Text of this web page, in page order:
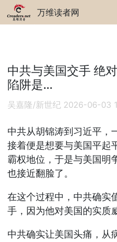
万维读者网
中共与美国交手 绝
陷阱是…
吴嘉隆/新世纪 2026-06-03
中共从胡锦涛到习近平，
接着便是想要与美国平起
霸权地位，于是与美国明
也接近翻脸了。
在这个过程中，中共确实
手，因为他对美国的实质
中共确实让美国头痛，从